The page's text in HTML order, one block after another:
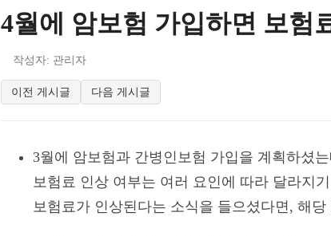
4월에 암보험 가입하면 보험
작성자: 관리자
이전 게시글 다음 게시글
3월에 암보험과 간병인보험 가입을 계획하셨
보험료 인상 여부는 여러 요인에 따라 달라지
보험료가 인상된다는 소식을 들으셨다면, 해